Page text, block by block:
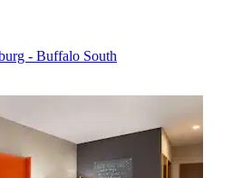
- Buffalo South